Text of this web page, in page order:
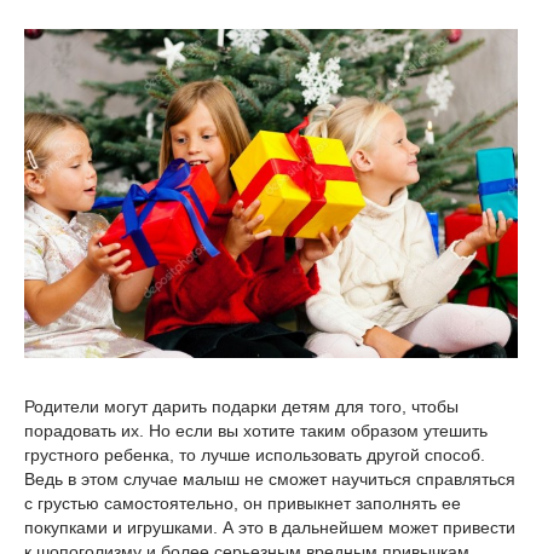
Родители могут дарить подарки детям для того, чтобы
порадовать их. Но если вы хотите таким образом утешить
грустного ребенка, то лучше использовать другой способ.
Ведь в этом случае малыш не сможет научиться справляться
с грустью самостоятельно, он привыкнет заполнять ее
покупками и игрушками. А это в дальнейшем может привести